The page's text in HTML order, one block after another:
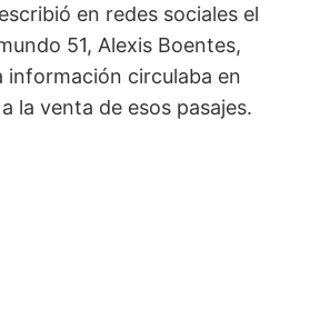
en redes sociales el
51, Alexis Boentes,
información circulaba en
la venta de esos pasajes.